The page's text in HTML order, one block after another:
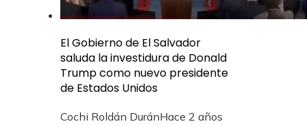
El Gobierno de El Salvador
saluda la investidura de Donald
Trump como nuevo presidente
de Estados Unidos
Cochi Roldán DuránHace 2 años